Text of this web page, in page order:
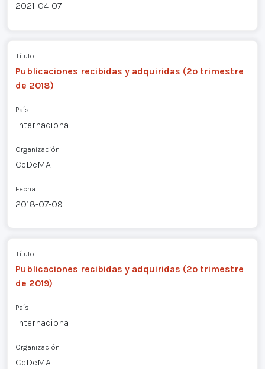
2021-04-07
Título
Publicaciones recibidas y adquiridas (2º trimestre
de 2018)
País
Internacional
Organización
CeDeMA
Fecha
2018-07-09
Título
Publicaciones recibidas y adquiridas (2º trimestre
de 2019)
País
Internacional
Organización
CeDeMA